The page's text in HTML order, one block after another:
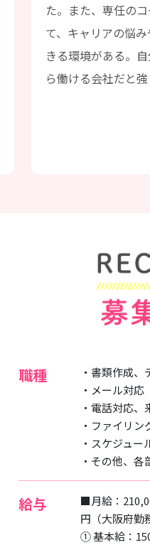
た。また、専任の
て、キャリアの悩
きる環境がある。
ら働ける会社だと強
職種
・書類作成、
・メール対応
・電話対応、
・ファイリン
・スケジュ
・その他、
給与
■月給：
円（大阪府勤
➀ 基本給：